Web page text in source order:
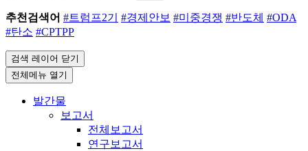
추천검색어 #트럼프2기 #경제안보 #미중경쟁 #반도체 #ODA
#탄소 #CPTPP
검색 레이어 닫기
전체메뉴 열기
발간물
보고서
전체보고서
연구보고서